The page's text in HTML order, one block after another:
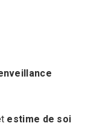
estime de soi